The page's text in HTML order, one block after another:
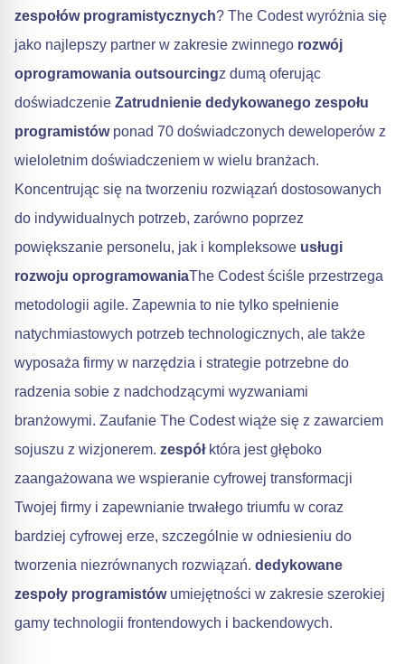
zespołów programistycznych? The Codest wyróżnia się
jako najlepszy partner w zakresie zwinnego rozwój
oprogramowania outsourcingz dumą oferując
doświadczenie Zatrudnienie dedykowanego zespołu
programistówponad 70 doświadczonych deweloperów z
wieloletnim doświadczeniem w wielu branżach.
Koncentrując się na tworzeniu rozwiązań dostosowanych
do indywidualnych potrzeb, zarówno poprzez
powiększanie personelu, jak i kompleksowe usługi
rozwoju oprogramowaniaThe Codest ściśle przestrzega
metodologii agile. Zapewnia to nie tylko spełnienie
natychmiastowych potrzeb technologicznych, ale także
wyposaża firmy w narzędzia i strategie potrzebne do
radzenia sobie z nadchodzącymi wyzwaniami
branżowymi. Zaufanie The Codest wiąże się z zawarciem
sojuszu z wizjonerem. zespółktóra jest głęboko
zaangażowana we wspieranie cyfrowej transformacji
Twojej firmy i zapewnianie trwałego triumfu w coraz
bardziej cyfrowej erze, szczególnie w odniesieniu do
tworzenia niezrównanych rozwiązań. dedykowane
zespoły programistówumiejętności w zakresie szerokiej
gamy technologii frontendowych i backendowych.